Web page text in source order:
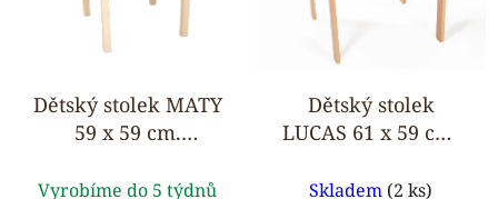
Dětský stolek MATY
59 x 59 cm,
masivu
Vyrobíme do 5 týdnů
Dětský stolek
LUCAS 61 x 59 cm,
masivu
Skladem (2 ks)